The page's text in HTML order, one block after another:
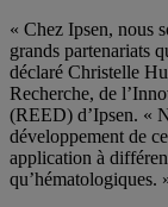
« Chez Ipsen, nous
grands partenariats
déclaré Christelle
Recherche, de
(REED) d’Ipsen. «
développement de
application à
qu’hématologiques.